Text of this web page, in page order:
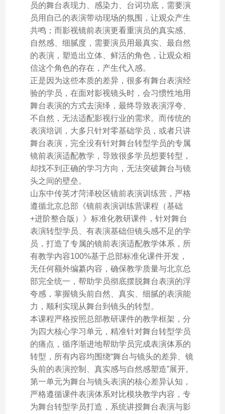
员的舞台表现力、感染力、台词功底，需要演
员用自己的表演带动现场的氛围，让观众产生
共鸣；而影视镜前表演更看重演员的真实感、
自然感、细腻度，需要演员用最真实、最自然
的表演，塑造出立体、鲜活的角色，让观众相
信这个角色的存在，产生代入感。
正是因为这些本质的差异，很多有舞台表演经
验的学员，在面对影视镜头时，会习惯性地用
舞台表演的方式去演绎，最终导致表演浮夸、
不自然，无法适配影视行业的需求。而传统的
表演培训，大多只针对零基础学员，或者只讲
舞台表演，完全没有针对舞台转型学员的专属
镜前表演适配教学，导致很多学员想要转型，
却找不到正确的学习方向，无法突破舞台与镜
头之间的壁垒。
山东中传英才菏泽校区镜前表演训练营，严格
遵循北京总部《镜前表演训练营课程（基础
+进阶整合版）》标准化教研课件，针对舞台
表演转型学员、有表演基础但镜头感不足的学
员，打造了专属的镜前表演适配教学体系，所
有教学内容100%基于总部标准化课件开发，
无任何额外编纂内容，确保教学质量与北京总
部完全统一，帮助学员彻底摆脱舞台表演的浮
夸感，掌握镜头前自然、真实、细腻的表演能
力，顺利实现从舞台到镜头的转型。
本课程严格按照总部教研课件的教学框架，分
为四大核心学习单元，精准针对舞台转型学员
的痛点，循序渐进地帮助学员完成表演体系的
转型，所有内容均围绕“舞台与镜头的差异、镜
头前的表演控制、真实感与自然感塑造”展开。
第一单元为舞台与镜头表演的核心差异认知，
严格遵循课件表演体系对比模块教学内容，专
为舞台转型学员打造，系统讲授舞台表演与影